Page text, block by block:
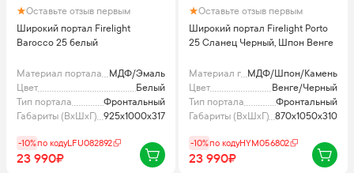
Оставьте отзыв первым
Широкий портал Firelight
Barocco 25 белый
Материал портала
МДФ/Эмаль
Цвет
Белый
Тип портала
Фронтальный
Габариты (ВхШхГ), мм925x1000x317
-10%по кодуLFU082892
23 990₽
Оставьте отзыв первым
Широкий портал Firelight Porto
25 Сланец Черный, Шпон Венге
Материал порталаМДФ/Шпон/Камень
Цвет
Венге/Черный
Тип портала
Фронтальный
Габариты (ВхШхГ), мм870х1050х310
-10%по кодуHYM056802
23 990₽